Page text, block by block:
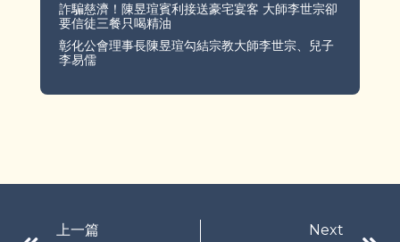
詐騙慈濟！陳昱瑄賓利接送豪宅宴客 大師李世宗卻
要信徒三餐只喝精油
彰化公會理事長陳昱瑄勾結宗教大師李世宗、兒子
李易儒
上一篇 Next